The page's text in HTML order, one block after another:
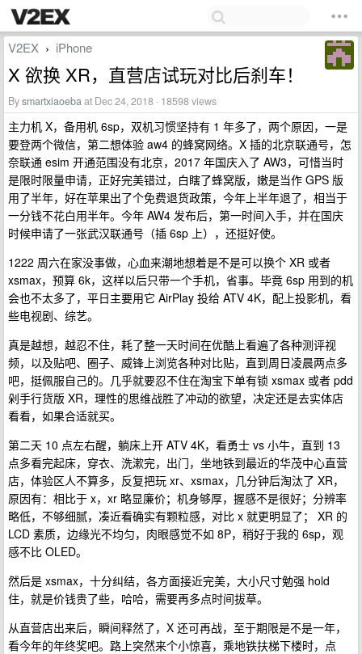
V2EX › iPhone
X 欲换 XR，直营店试玩对比后刹车！
Bysmartxiaoebaat Dec 24, 2018 · 18598 views
主力机 X，备用机 6sp，双机习惯坚持有 1 年多了，两个原因，一是
要登两个微信，第二想体验 aw4 的蜂窝网络。X 插的北京联通号，怎
奈联通 esim 开通范围没有北京，2017 年国庆入了 AW3，可惜当时
是限时限量申请，正好完美错过，白瞎了蜂窝版，嫩是当作 GPS 版
用了半年，好在苹果出了个免费退货政策，今年上半年退了，相当于
一分钱不花白用半年。今年 AW4 发布后，第一时间入手，并在国庆
时候申请了一张武汉联通号（插 6sp 上），还挺好使。
1222 周六在家没事做，心血来潮地想着是不是可以换个 XR 或者
xsmax，预算 6k，这样以后只带一个手机，省事。毕竟 6sp 用到的机
会也不太多了，平日主要用它 AirPlay 投给 ATV 4K，配上投影机，看
些电视剧、综艺。
真是越想，越忍不住，耗了整一天时间在优酷上看遍了各种测评视
频，以及贴吧、圈子、威锋上浏览各种对比贴，直到周日凌晨两点多
吧，挺佩服自己的。几乎就要忍不住在淘宝下单有锁 xsmax 或者 pdd
剁手行货版 XR，理性的思维战胜了冲动的欲望，决定还是去实体店
看看，如果合适就买。
第二天 10 点左右醒，躺床上开 ATV 4K，看勇士 vs 小牛，直到 13
点多看完起床，穿衣、洗漱完，出门，坐地铁到最近的华茂中心直营
店，体验区人不算多，反复把玩 xr、xsmax，几分钟后淘汰了 XR，
原因有：相比于 x，xr 略显廉价；机身够厚，握感不是很好；分辨率
略低，不够细腻，凑近看确实有颗粒感，对比 x 就更明显了； XR 的
LCD 素质，边缘光不均匀，肉眼感觉不如 8P，稍好于我的 6sp，观
感不比 OLED。
然后是 xsmax，十分纠结，各方面接近完美，大小尺寸勉强 hold
住，就是价钱贵了些，哈哈，需要再多点时间拔草。
从直营店出来后，瞬间释然了，X 还可再战，至于期限是不是一年，
看今年的年终奖吧。路上突然来个小惊喜，乘地铁扶梯下楼时，点